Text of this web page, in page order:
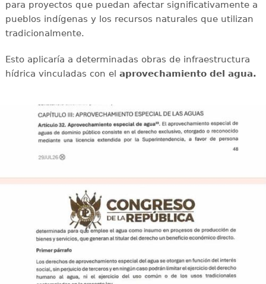
para proyectos que puedan afectar significativamente a
pueblos indígenas y los recursos naturales que utilizan
tradicionalmente.
Esto aplicaría a determinadas obras de infraestructura
hídrica vinculadas con el aprovechamiento del agua.